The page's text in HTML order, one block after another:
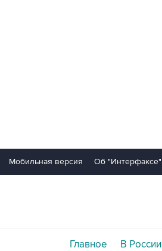
Мобильная версия Об "Интерфаксе"
Главное В России